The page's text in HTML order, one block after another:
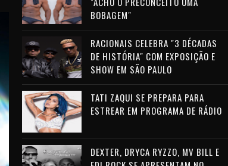
BOBAGEM"
RACIONAIS CELEBRA "3 DÉCADAS
DE HISTÓRIA" COM EXPOSIÇÃO E
SHOW EM SÃO PAULO
TATI ZAQUI SE PREPARA PARA
ESTREAR EM PROGRAMA DE RÁDIO
DEXTER, DRYCA RYZZO, MV BILL E